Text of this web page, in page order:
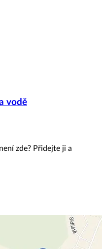
vodě
zde? Přidejte ji a